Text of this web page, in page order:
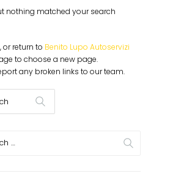
nothing matched your search
or return to Benito Lupo Autoservizi
to choose a new page.
any broken links to our team.